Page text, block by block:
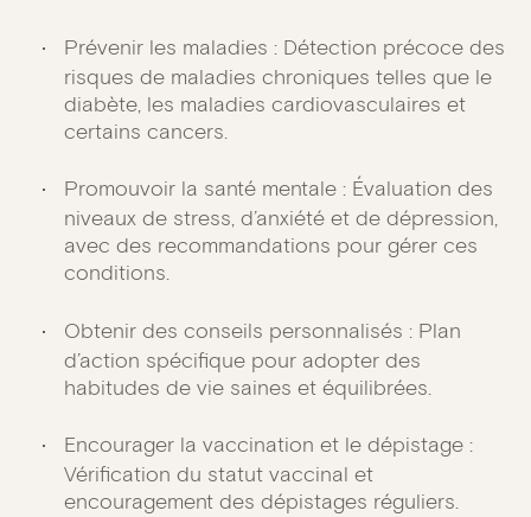
Prévenir les maladies : Détection précoce des
risques de maladies chroniques telles que le
diabète, les maladies cardiovasculaires et
certains cancers.
Promouvoir la santé mentale : Évaluation des
niveaux de stress, d’anxiété et de dépression,
avec des recommandations pour gérer ces
conditions.
Obtenir des conseils personnalisés : Plan
d’action spécifique pour adopter des
habitudes de vie saines et équilibrées.
Encourager la vaccination et le dépistage :
Vérification du statut vaccinal et
encouragement des dépistages réguliers.